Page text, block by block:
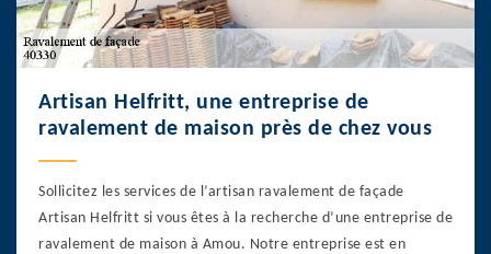
Artisan Helfritt, une entreprise de
ravalement de maison près de chez vous
Sollicitez les services de l’artisan ravalement de façade
Artisan Helfritt si vous êtes à la recherche d’une entreprise de
ravalement de maison à Amou. Notre entreprise est en